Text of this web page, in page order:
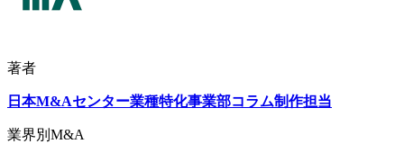
著者
日本M&Aセンター業種特化事業部コラム制作担当
業界別M&A